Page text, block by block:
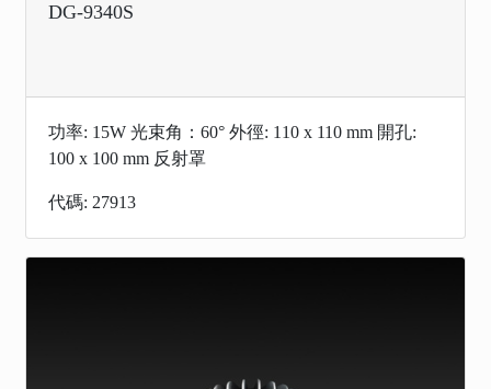
DG-9340S
功率: 15W 光束角：60° 外徑: 110 x 110 mm 開孔:
100 x 100 mm 反射罩
代碼: 27913